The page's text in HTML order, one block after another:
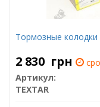
Тормозные колодки
2 830 грн
Артикул:
TEXTAR